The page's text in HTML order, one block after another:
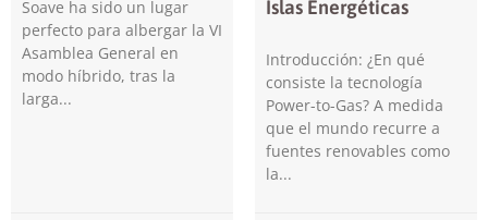
Soave ha sido un lugar
perfecto para albergar la VI
Asamblea General en
modo híbrido, tras la
larga
Islas Energéticas
Introducción: ¿En qué
consiste la tecnología
Power-to-Gas? A medida
que el mundo recurre a
fuentes renovables como
la
comportamiento
nuestro sitio,
aumentas la
posibilidad de
ver contenido y
ofertas